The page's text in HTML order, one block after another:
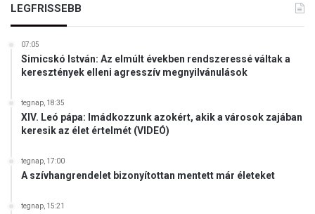
LEGFRISSEBB
07:05
Simicskó István: Az elmúlt években rendszeressé váltak a
keresztények elleni agresszív megnyilvánulások
tegnap, 18:35
XIV. Leó pápa: Imádkozzunk azokért, akik a városok zajában
keresik az élet értelmét (VIDEÓ)
tegnap, 17:00
A szívhangrendelet bizonyítottan mentett már életeket
tegnap, 15:21